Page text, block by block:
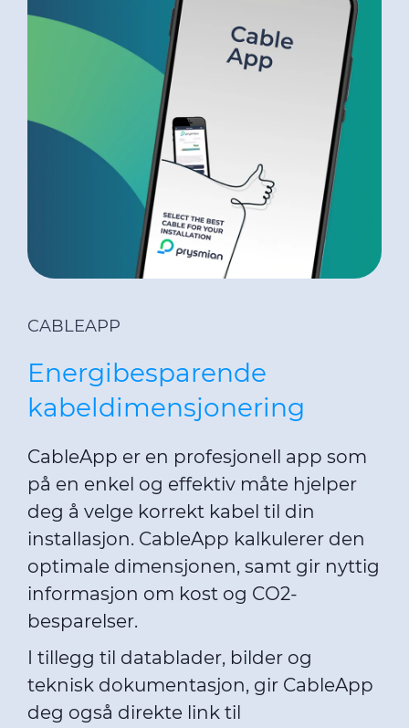
CABLEAPP
Energibesparende
kabeldimensjonering
CableApp er en profesjonell app som
på en enkel og effektiv måte hjelper
deg å velge korrekt kabel til din
installasjon. CableApp kalkulerer den
optimale dimensjonen, samt gir nyttig
informasjon om kost og CO2-
besparelser.
I tillegg til datablader, bilder og
teknisk dokumentasjon, gir CableApp
deg også direkte link til